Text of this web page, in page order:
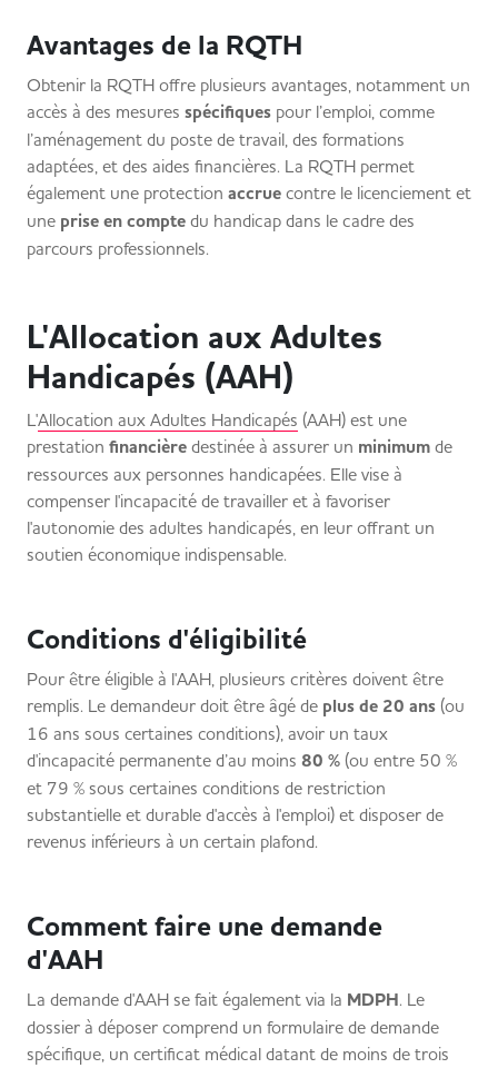
Avantages de la RQTH
Obtenir la RQTH offre plusieurs avantages, notamment un
accès à des mesures spécifiques pour l’emploi, comme
l’aménagement du poste de travail, des formations
adaptées, et des aides financières. La RQTH permet
également une protection accrue contre le licenciement et
une prise en compte du handicap dans le cadre des
parcours professionnels.
L'Allocation aux Adultes
Handicapés (AAH)
L'Allocation aux Adultes Handicapés (AAH) est une
prestation financière destinée à assurer un minimum de
ressources aux personnes handicapées. Elle vise à
compenser l'incapacité de travailler et à favoriser
l'autonomie des adultes handicapés, en leur offrant un
soutien économique indispensable.
Conditions d'éligibilité
Pour être éligible à l'AAH, plusieurs critères doivent être
remplis. Le demandeur doit être âgé de plus de 20 ans (ou
16 ans sous certaines conditions), avoir un taux
d'incapacité permanente d’au moins 80 % (ou entre 50 %
et 79 % sous certaines conditions de restriction
substantielle et durable d'accès à l'emploi) et disposer de
revenus inférieurs à un certain plafond.
Comment faire une demande
d'AAH
La demande d'AAH se fait également via la MDPH. Le
dossier à déposer comprend un formulaire de demande
spécifique, un certificat médical datant de moins de trois